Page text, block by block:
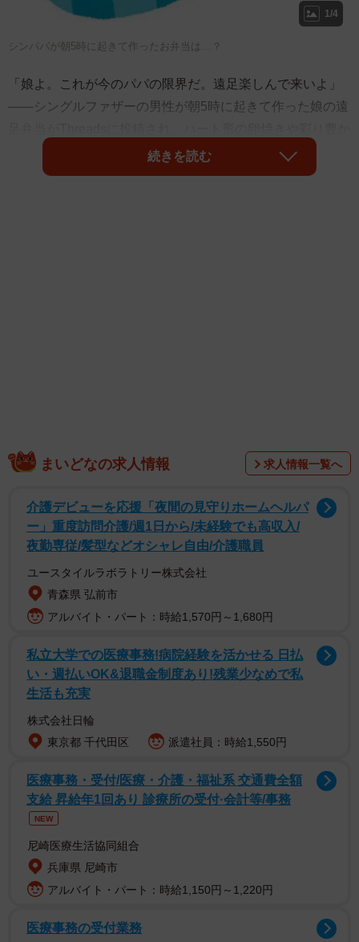
1/4
シンパパが朝5時に起きて作ったお弁当は…？
「娘よ。これが今のパパの限界だ。遠足楽しんで来いよ」
――シングルファザーの男性が朝5時に起きて作った娘の遠
なおかずが詰まった写真に、「愛を感じます」「見ただけ
で泣きそう」と8700件以上の“いいね”が集まっています。
娘の遠足のために作ったお弁当／m.tさん（@mpapa8787__90）提供
投稿したのは、娘を育てているシングルファザーのm.tさん
続きを読む
まいどなの求人情報 求人情報一覧へ
介護デビューを応援「夜間の見守りホームヘルパ
ー」重度訪問介護/週1日から/未経験でも高収入/
夜勤専従/髪型などオシャレ自由/介護職員
ユースタイルラボラトリー株式会社
青森県 弘前市
アルバイト・パート：時給1,570円～1,680円
私立大学での医療事務!病院経験を活かせる 日払
い・週払いOK&退職金制度あり!残業少なめで私
生活も充実
株式会社日輪
東京都 千代田区
派遣社員：時給1,550円
医療事務・受付/医療・介護・福祉系 交通費全額
支給 昇給年1回あり 診療所の受付·会計等/事務
NEW
尼崎医療生活協同組合
兵庫県 尼崎市
アルバイト・パート：時給1,150円～1,220円
医療事務の受付業務